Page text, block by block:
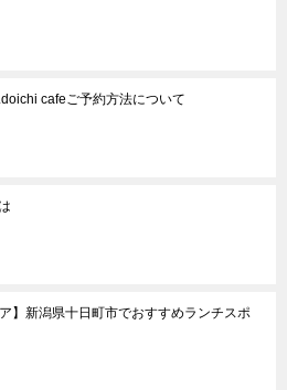
cafeご予約方法について
ア】新潟県十日町市でおすすめランチスポ